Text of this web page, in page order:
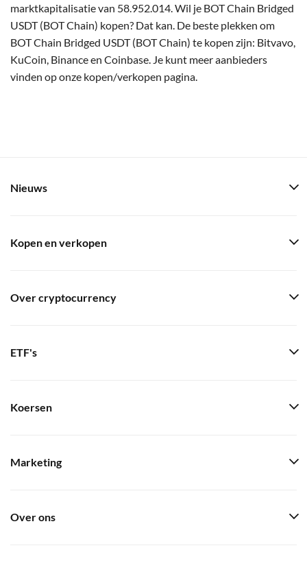
marktkapitalisatie van 58.952.014. Wil je BOT Chain Bridged
USDT (BOT Chain) kopen? Dat kan. De beste plekken om
BOT Chain Bridged USDT (BOT Chain) te kopen zijn: Bitvavo,
KuCoin, Binance en Coinbase. Je kunt meer aanbieders
vinden op onze kopen/verkopen pagina.
Nieuws
Kopen en verkopen
Over cryptocurrency
ETF's
Koersen
Marketing
Over ons